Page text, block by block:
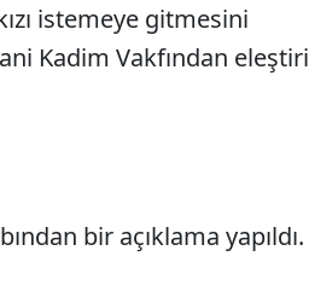
istemeye gitmesini
Kadim Vakfından eleştiri
bir açıklama yapıldı.